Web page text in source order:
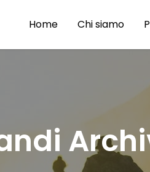
Home Chi siamo